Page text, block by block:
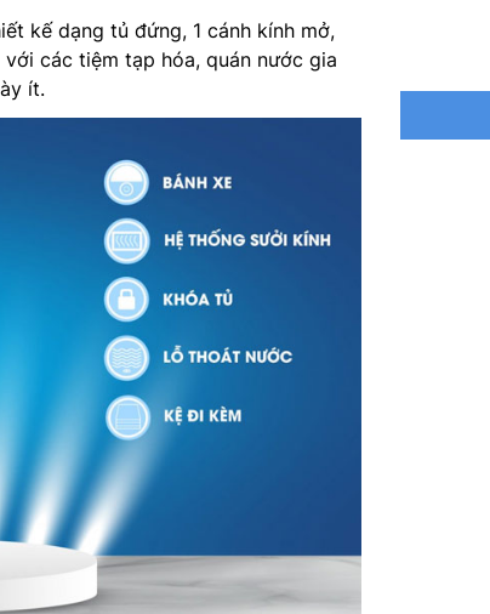
kế dạng tủ đứng, 1 cánh kính mở,
các tiệm tạp hóa, quán nước gia
ít.